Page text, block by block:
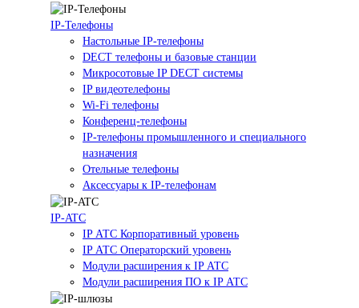
IP-Телефоны
Настольные IP-телефоны
DECT телефоны и базовые станции
Микросотовые IP DECT системы
IP видеотелефоны
Wi-Fi телефоны
Конференц-телефоны
IP-телефоны промышленного и специального
назначения
Отельные телефоны
Аксессуары к IP-телефонам
IP-ATC
IP АТС Корпоративный уровень
IP АТС Операторский уровень
Модули расширения к IP АТС
Модули расширения ПО к IP АТС